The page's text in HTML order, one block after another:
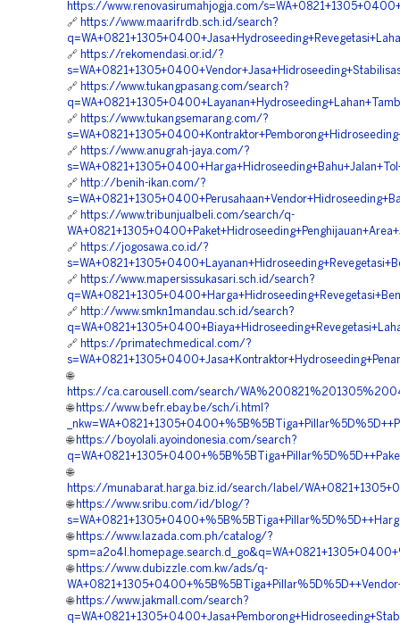
https://www.renovasirumahjogja.com/
🔗 https://www.maarifrdb.sch.id/search?
🔗 https://rekomendasi.or.id/?
🔗 https://www.tukangpasang.com/search?
🔗 https://www.tukangsemarang.com/?
🔗 https://www.anugrah-jaya.com/?
🔗 http://benih-ikan.com/?
🔗 https://www.tribunjualbeli.com/search/q-
🔗 https://jogosawa.co.id/?
🔗 https://www.mapersissukasari.sch.id/search?
🔗 http://www.smkn1mandau.sch.id/search?
🔗 https://primatechmedical.com/?
🌐
https://ca.carousell.com/search/
🌐 https://www.befr.ebay.be/sch/i.html?
🌐 https://boyolali.ayoindonesia.com/search?
🌐
https://munabarat.harga.biz.id/search/label/
🌐 https://www.sribu.com/id/blog/?
🌐 https://www.lazada.com.ph/catalog/?
🌐 https://www.dubizzle.com.kw/ads/q-
🌐 https://www.jakmall.com/search?